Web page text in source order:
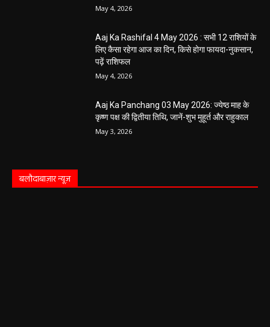
May 4, 2026
Aaj Ka Rashifal 4 May 2026 : सभी 12 राशियों के
लिए कैसा रहेगा आज का दिन, किसे होगा फायदा-नुकसान,
पढ़ें राशिफल
May 4, 2026
Aaj Ka Panchang 03 May 2026: ज्येष्ठ माह के
कृष्ण पक्ष की द्वितीया तिथि, जानें-शुभ मुहूर्त और राहुकाल
May 3, 2026
बलौदाबाज़ार न्यूज़